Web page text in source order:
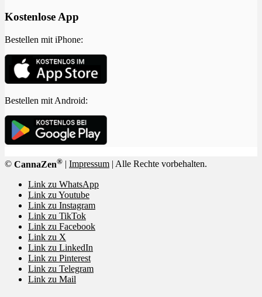
Kostenlose App
Bestellen mit iPhone:
Bestellen mit Android:
© CannaZen® Impressum | Alle Rechte vorbehalten.
Link zu WhatsApp
Link zu Youtube
Link zu Instagram
Link zu TikTok
Link zu Facebook
Link zu X
Link zu LinkedIn
Link zu Pinterest
Link zu Telegram
Link zu Mail